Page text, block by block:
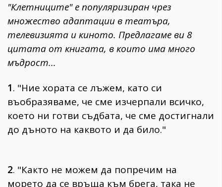
"Клетниците" е популяризиран чрез
множество адаптации в театъра,
телевизията и киното. Предлагаме ви 8
цитата от книгата, в които има много
мъдрост...
1. "Ние хората се лъжем, като си
въобразяваме, че сме изчерпали всичко,
което ни готви съдбата, че сме достигнали
до дъното на каквото и да било."
2. "Както не можем да попречим на
морето да се връща към брега, така не